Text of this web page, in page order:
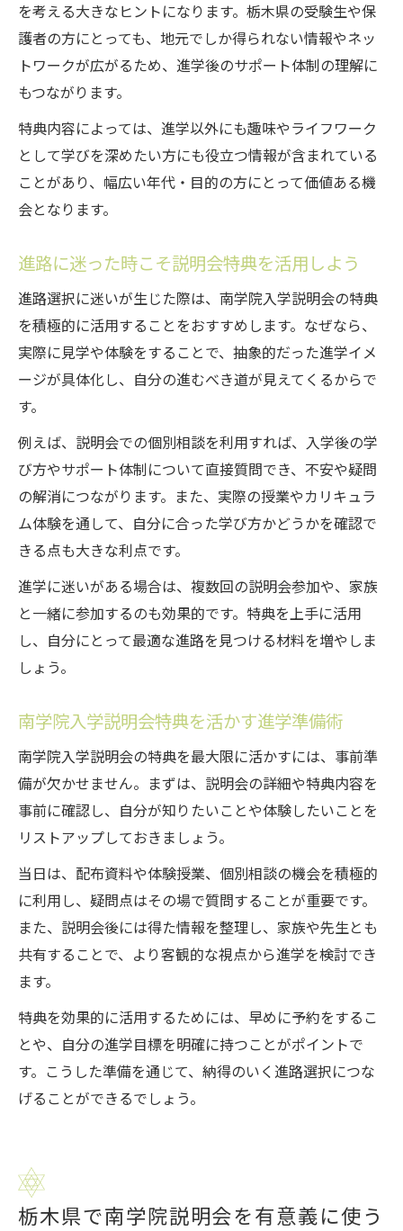
を考える大きなヒントになります。栃木県の受験生や保
護者の方にとっても、地元でしか得られない情報やネッ
トワークが広がるため、進学後のサポート体制の理解に
もつながります。
特典内容によっては、進学以外にも趣味やライフワーク
として学びを深めたい方にも役立つ情報が含まれている
ことがあり、幅広い年代・目的の方にとって価値ある機
会となります。
進路に迷った時こそ説明会特典を活用しよう
進路選択に迷いが生じた際は、南学院入学説明会の特典
を積極的に活用することをおすすめします。なぜなら、
実際に見学や体験をすることで、抽象的だった進学イメ
ージが具体化し、自分の進むべき道が見えてくるからで
す。
例えば、説明会での個別相談を利用すれば、入学後の学
び方やサポート体制について直接質問でき、不安や疑問
の解消につながります。また、実際の授業やカリキュラ
ム体験を通して、自分に合った学び方かどうかを確認で
きる点も大きな利点です。
進学に迷いがある場合は、複数回の説明会参加や、家族
と一緒に参加するのも効果的です。特典を上手に活用
し、自分にとって最適な進路を見つける材料を増やしま
しょう。
南学院入学説明会特典を活かす進学準備術
南学院入学説明会の特典を最大限に活かすには、事前準
備が欠かせません。まずは、説明会の詳細や特典内容を
事前に確認し、自分が知りたいことや体験したいことを
リストアップしておきましょう。
当日は、配布資料や体験授業、個別相談の機会を積極的
に利用し、疑問点はその場で質問することが重要です。
また、説明会後には得た情報を整理し、家族や先生とも
共有することで、より客観的な視点から進学を検討でき
ます。
特典を効果的に活用するためには、早めに予約をするこ
とや、自分の進学目標を明確に持つことがポイントで
す。こうした準備を通じて、納得のいく進路選択につな
げることができるでしょう。
栃木県で南学院説明会を有意義に使う